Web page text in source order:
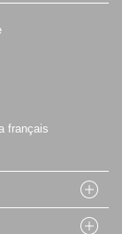
français